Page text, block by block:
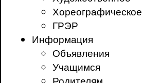
Хореографическое
ГРЭР
Информация
Объявления
Учащимся
Родителям